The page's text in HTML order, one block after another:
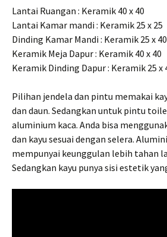
Lantai Ruangan : Keramik 40 x 40
Lantai Kamar mandi : Keramik 25 x 25
Dinding Kamar Mandi : Keramik 25 x 40
Keramik Meja Dapur : Keramik 40 x 40
Keramik Dinding Dapur : Keramik 25 x
Pilihan jendela dan pintu memakai
dan daun. Sedangkan untuk pintu
aluminium kaca. Anda bisa
dan kayu sesuai dengan selera.
mempunyai keunggulan lebih tahan
Sedangkan kayu punya sisi estetik